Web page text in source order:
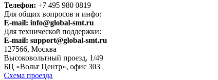
Телефон: +7 495 980 0819
Для общих вопросов и инфо:
E-mail: info@global-smt.ru
Для технической поддержки:
E-mail: support@global-smt.ru
127566, Москва
Высоковольтный проезд, 1/49
БЦ «Вольт Центр», офис 303
Схема проезда